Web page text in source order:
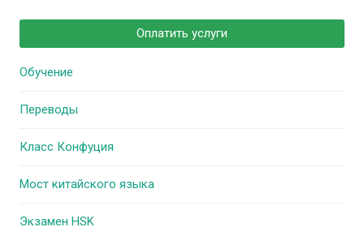
Оплатить услуги
Обучение
Переводы
Класс Конфуция
Мост китайского языка
Экзамен HSK